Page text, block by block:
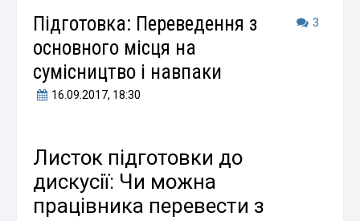
3
Підготовка: Переведення з
основного місця на
сумісництво і навпаки
16.09.2017, 18:30
Листок підготовки до
дискусії: Чи можна
працівника перевести з